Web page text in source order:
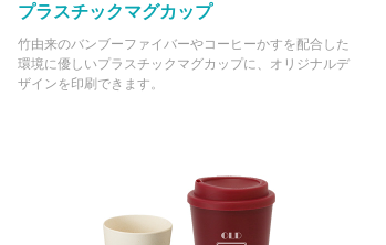
プラスチックマグカップ
竹由来のバンブーファイバーやコーヒーかすを配合した
環境に優しいプラスチックマグカップに、オリジナルデ
ザインを印刷できます。